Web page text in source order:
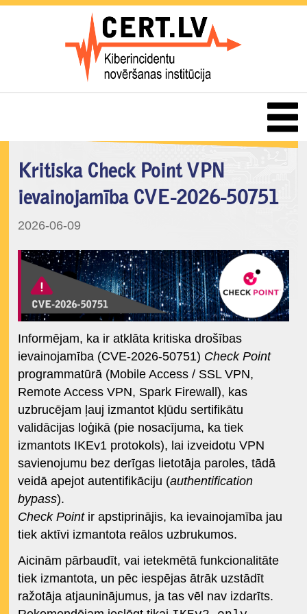
Kritiska Check Point VPN
ievainojamība CVE-2026-50751
2026-06-09
Informējam, ka ir atklāta kritiska drošības
ievainojamība (CVE-2026-50751) Check Point
programmatūrā (Mobile Access / SSL VPN,
Remote Access VPN, Spark Firewall), kas
uzbrucējam ļauj izmantot kļūdu sertifikātu
validācijas loģikā (pie nosacījuma, ka tiek
izmantots IKEv1 protokols), lai izveidotu VPN
savienojumu bez derīgas lietotāja paroles, tādā
veidā apejot autentifikāciju (authentification
bypass).
Check Pointir apstiprinājis, ka ievainojamība jau
tiek aktīvi izmantota reālos uzbrukumos.
Aicinām pārbaudīt, vai ietekmētā funkcionalitāte
tiek izmantota, un pēc iespējas ātrāk uzstādīt
ražotāja atjauninājumus, ja tas vēl nav izdarīts.